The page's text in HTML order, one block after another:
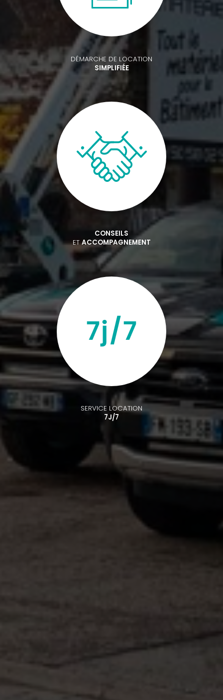
DÉMARCHE DE LOCATION
SIMPLIFIÉE
CONSEILS
ETACCOMPAGNEMENT
SERVICE LOCATION
7J/7